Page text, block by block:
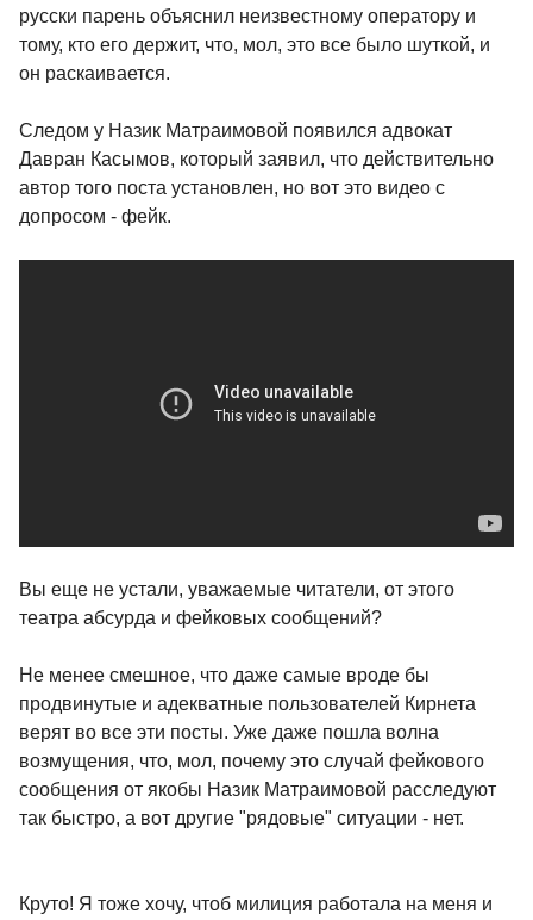
русски парень объяснил неизвестному оператору и
тому, кто его держит, что, мол, это все было шуткой, и
он раскаивается.
Следом у Назик Матраимовой появился адвокат
Давран Касымов, который заявил, что действительно
автор того поста установлен, но вот это видео с
допросом - фейк.
Вы еще не устали, уважаемые читатели, от этого
театра абсурда и фейковых сообщений?
Не менее смешное, что даже самые вроде бы
продвинутые и адекватные пользователей Кирнета
верят во все эти посты. Уже даже пошла волна
возмущения, что, мол, почему это случай фейкового
сообщения от якобы Назик Матраимовой расследуют
так быстро, а вот другие "рядовые" ситуации - нет.
Круто! Я тоже хочу, чтоб милиция работала на меня и